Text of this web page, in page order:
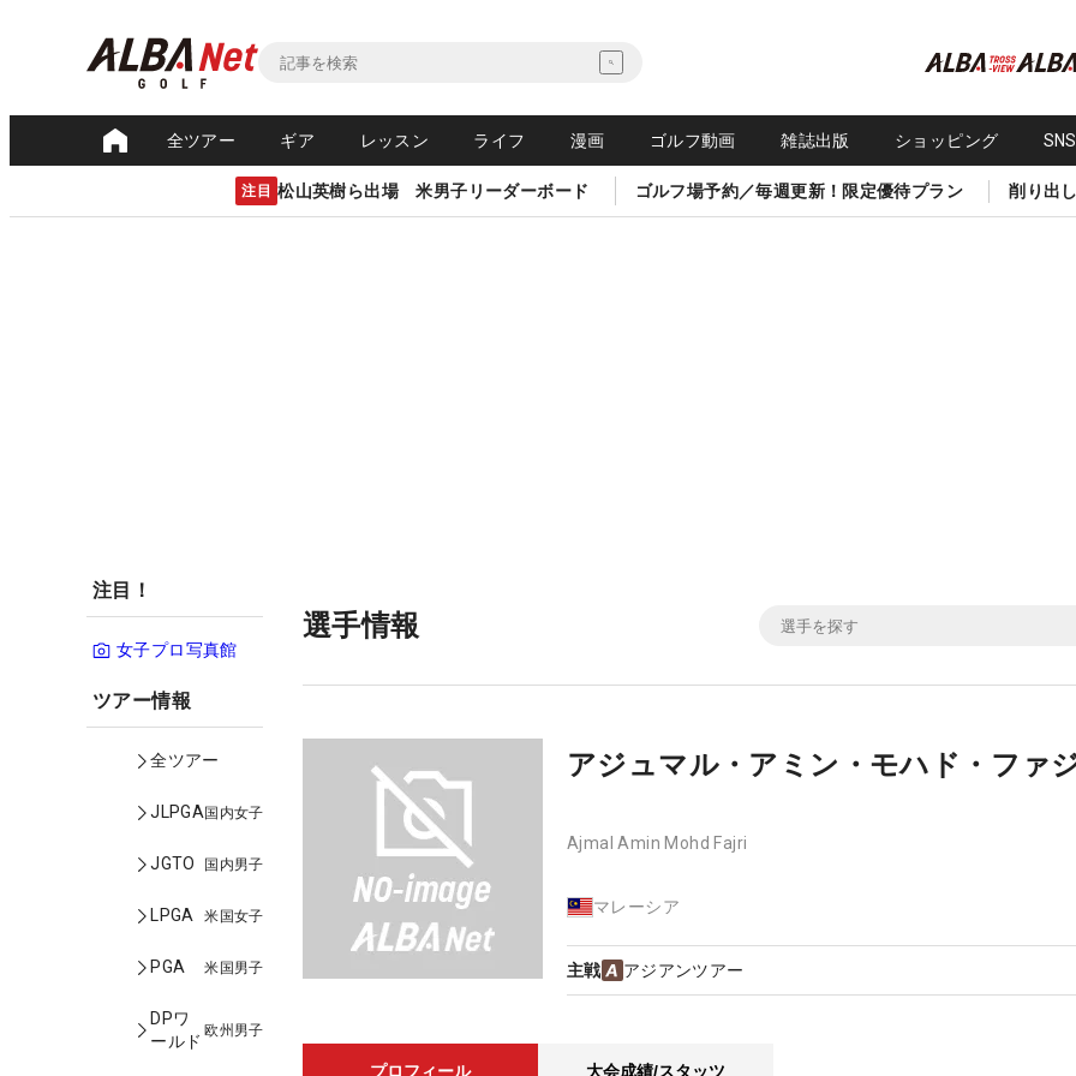
全ツアー ギア レッスン ライフ 漫画 ゴルフ動画 雑誌出版 ショッピング
注目 松山英樹ら出場 米男子リーダーボード ゴルフ場予約／毎週更新！限定優待プラン 削り出
注目！
女子プロ写真館
ツアー情報
全ツアー
JLPGA国内女子
JGTO 国内男子
LPGA 米国女子
PGA 米国男子
DPワ
ールド
欧州男子
選手情報
アジュマル・アミン・モハド・ファ
Ajmal Amin Mohd Fajri
マレーシア
主戦 アジアンツアー
プロフィール 大会成績/スタッツ